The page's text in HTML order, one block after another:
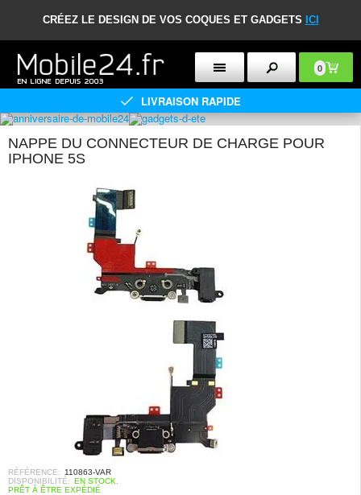
CRÉEZ LE DESIGN DE VOS COQUES ET GADGETS ICI
0
LIVRAISON RAPIDE
NAPPE DU CONNECTEUR DE CHARGE POUR
IPHONE 5S
RÉFÉRENCE:
110863-VAR
DISPONIBILITÉ: EN STOCK.
PRÊT À ÊTRE EXPÉDIÉ